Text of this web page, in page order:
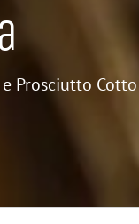
Prosciutto